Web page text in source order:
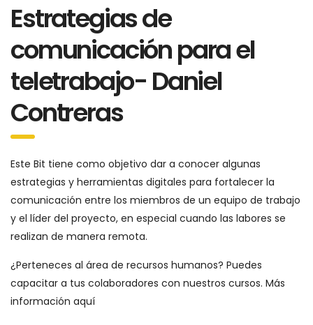
Estrategias de
comunicación para el
teletrabajo- Daniel
Contreras
Este Bit tiene como objetivo dar a conocer algunas
estrategias y herramientas digitales para fortalecer la
comunicación entre los miembros de un equipo de trabajo
y el líder del proyecto, en especial cuando las labores se
realizan de manera remota.
¿Perteneces al área de recursos humanos? Puedes
capacitar a tus colaboradores con nuestros cursos. Más
información aquí